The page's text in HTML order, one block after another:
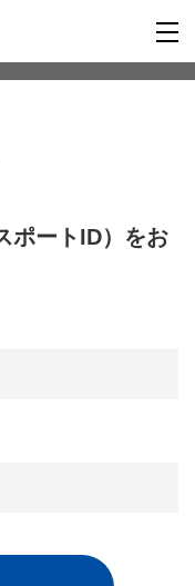
ポートID）をお